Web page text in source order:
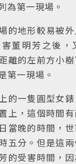
為第一現場。
的地形較易被
董明芳之後，
離的左前方小
第一現場。
的一隻圓型女
上，這個時間有
當晚的時間，
五分。但是這
的受害時間，